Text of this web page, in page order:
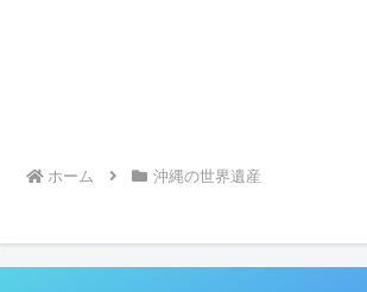
ホーム 沖縄の世界遺産